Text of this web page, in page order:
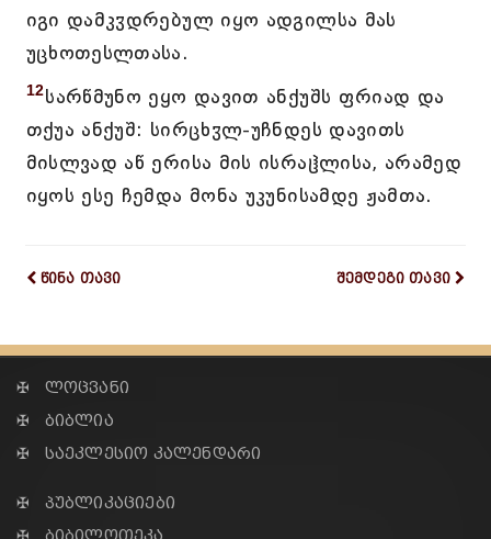
იგი დამკჳდრებულ იყო ადგილსა მას
უცხოთესლთასა.
12სარწმუნო ეყო დავით ანქუშს ფრიად და
თქუა ანქუშ: სირცხჳლ-უჩნდეს დავითს
მისლვად აწ ერისა მის ისრაჱლისა, არამედ
იყოს ესე ჩემდა მონა უკუნისამდე ჟამთა.
წინა თავი შემდეგი თავი
✠ ლოცვანი
✠ ბიბლია
✠ საეკლესიო კალენდარი
✠ პუბლიკაციები